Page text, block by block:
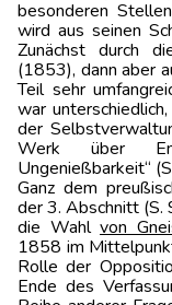
besonderen
wird aus seinen
Zunächst durch
(1853), dann aber
Teil sehr
war
der
Werk über
Ungenießbarkeit“
Ganz dem
der 3. Abschnitt (S.
die Wahl von
1858 im
Rolle der
Ende des